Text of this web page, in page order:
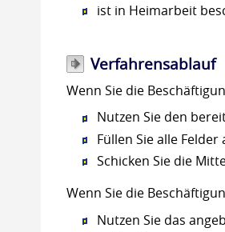
ist in Heimarbeit
Verfahrensablauf
Wenn Sie die
Nutzen Sie den
Füllen Sie alle Felder
Schicken Sie die
Wenn Sie die
Nutzen Sie das